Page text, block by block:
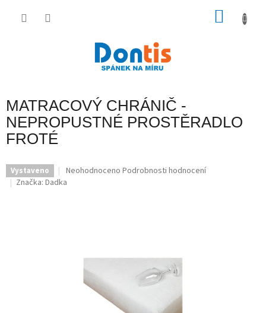
MATRACOVÝ CHRÁNIČ -
NEPROPUSTNÉ PROSTĚRADLO
FROTÉ
Vystaveno
Průměrné
hodnocení
Neohodnoceno Podrobnosti hodnocení
Značka: Dadka